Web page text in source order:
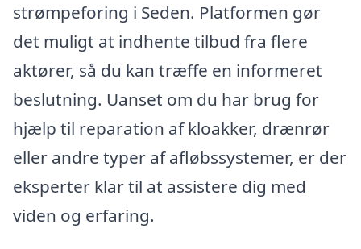
strømpeforing i Seden. Platformen gør
det muligt at indhente tilbud fra flere
aktører, så du kan træffe en informeret
beslutning. Uanset om du har brug for
hjælp til reparation af kloakker, drænrør
eller andre typer af afløbssystemer, er der
eksperter klar til at assistere dig med
viden og erfaring.